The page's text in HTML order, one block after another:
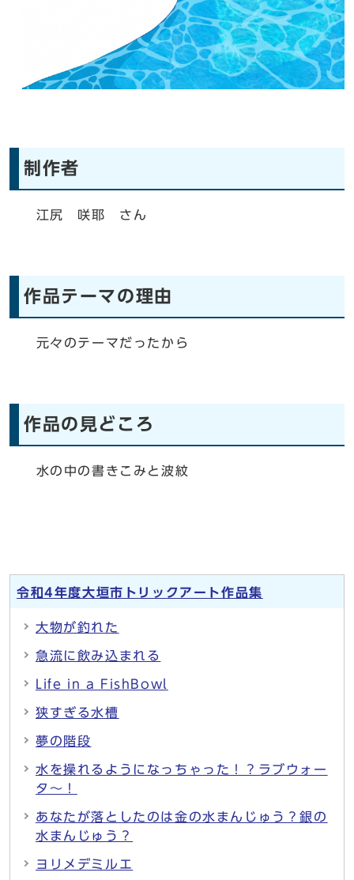
制作者
江尻 咲耶 さん
作品テーマの理由
元々のテーマだったから
作品の見どころ
水の中の書きこみと波紋
令和4年度大垣市トリックアート作品集
大物が釣れた
急流に飲み込まれる
Life in a FishBowl
狭すぎる水槽
夢の階段
水を操れるようになっちゃった！？ラブウォー
タ〜！
あなたが落としたのは金の水まんじゅう？銀の
水まんじゅう？
ヨリメデミルエ